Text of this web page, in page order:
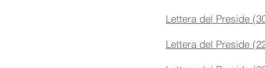
Lettera del Preside
Lettera del Preside